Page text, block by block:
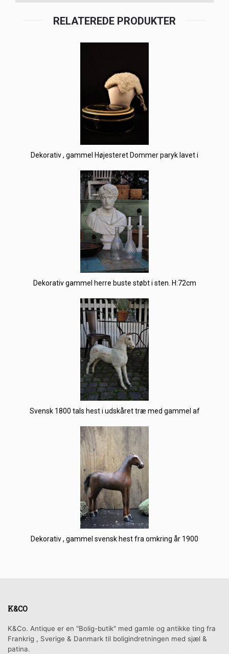
RELATEREDE PRODUKTER
Dekorativ , gammel Højesteret Dommer paryk lavet i
Dekorativ gammel herre buste støbt i sten. H:72cm
Svensk 1800 tals hest i udskåret træ med gammel af
Dekorativ , gammel svensk hest fra omkring år 1900
K&CO
K&Co. Antique er en "Bolig-butik" med gamle og antikke ting fra
Frankrig , Sverige & Danmark til boligindretningen med sjæl &
patina.